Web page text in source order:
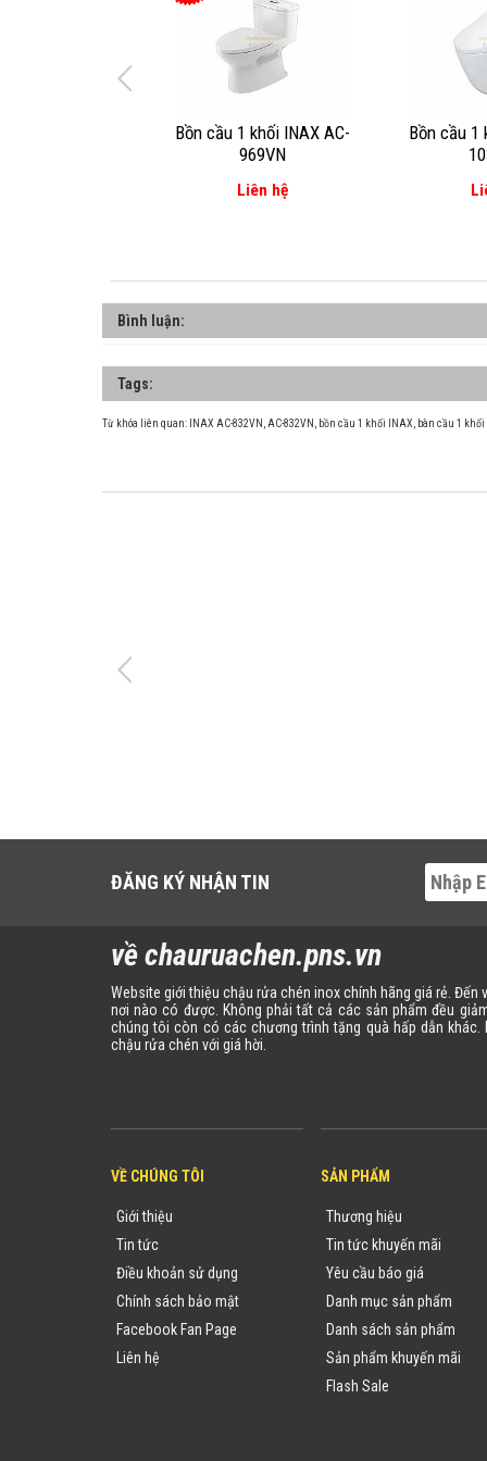
Bồn cầu 1 khối INAX AC-
969VN
Liên hệ
Bồn cầu 1
Bình luận:
Tags:
Từ khóa liên quan: INAX AC-832VN AC-832VN bồn cầu 1 khối INAX bàn cầu 1
ĐĂNG KÝ NHẬN TIN
về chauruachen.pns.vn
Website giới thiệu chậu rửa chén inox chính hãng giá rẻ.
nơi nào có được. Không phải tất cả các sản phẩm đều
chúng tôi còn có các chương trình tặng quà hấp dẫn
chậu rửa chén với giá hời.
VỀ CHÚNG TÔI
Giới thiệu
Tin tức
Điều khoản sử dụng
Chính sách bảo mật
Facebook Fan Page
Liên hệ
SẢN PHẨM
Thương hiệu
Tin tức khuyến mãi
Yêu cầu báo giá
Danh mục sản phẩm
Danh sách sản phẩm
Sản phẩm khuyến mãi
Flash Sale